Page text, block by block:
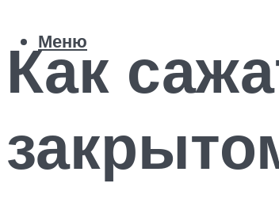
Меню
Как